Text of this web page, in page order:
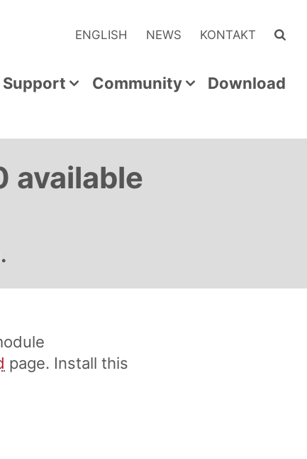
ENGLISH NEWS KONTAKT
Support Community Download
available
page. Install this